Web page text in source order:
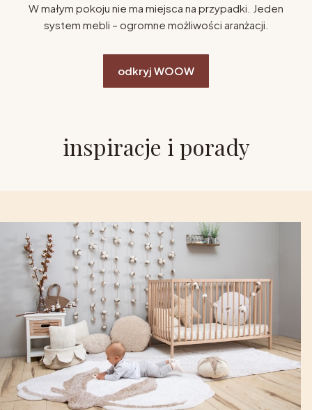
W małym pokoju nie ma miejsca na przypadki. Jeden
system mebli – ogromne możliwości aranżacji.
odkryj WOOW
inspiracje i porady